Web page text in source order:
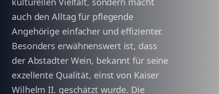
auch den Alltag für pflegende
Angehörige einfacher und effizienter.
Besonders erwähnenswert ist, dass
der Abstadter Wein, bekannt für seine
exzellente Qualität, einst von Kaiser
Wilhelm II. geschätzt wurde. Die